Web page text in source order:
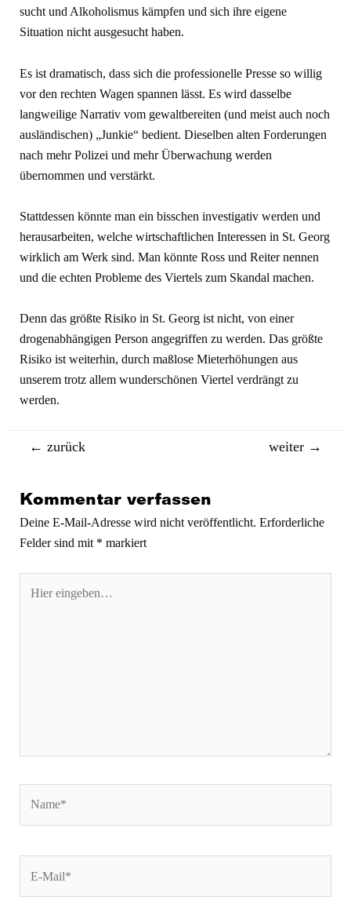
sucht und Alkoholismus kämpfen und sich ihre eigene
Situation nicht ausgesucht haben.
Es ist dramatisch, dass sich die professionelle Presse so willig
vor den rechten Wagen spannen lässt. Es wird dasselbe
langweilige Narrativ vom gewaltbereiten (und meist auch noch
ausländischen) „Junkie“ bedient. Dieselben alten Forderungen
nach mehr Polizei und mehr Überwachung werden
übernommen und verstärkt.
Stattdessen könnte man ein bisschen investigativ werden und
herausarbeiten, welche wirtschaftlichen Interessen in St. Georg
wirklich am Werk sind. Man könnte Ross und Reiter nennen
und die echten Probleme des Viertels zum Skandal machen.
Denn das größte Risiko in St. Georg ist nicht, von einer
drogenabhängigen Person angegriffen zu werden. Das größte
Risiko ist weiterhin, durch maßlose Mieterhöhungen aus
unserem trotz allem wunderschönen Viertel verdrängt zu
werden.
Beitragsnavigation
← zurück weiter →
Kommentar verfassen
Deine E-Mail-Adresse wird nicht veröffentlicht. Erforderliche
Felder sind mit * markiert
eingeben…
Mail*